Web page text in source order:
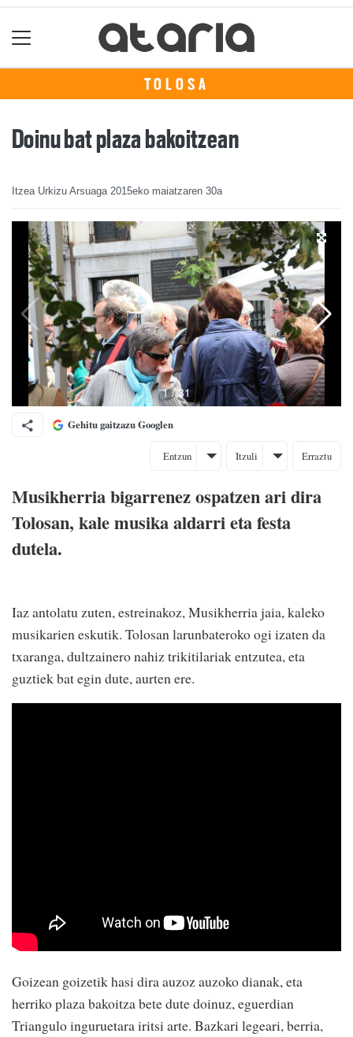
TOLOSA
Doinu bat plaza bakoitzean
Itzea Urkizu Arsuaga 2015eko maiatzaren 30a
Gehitu gaitzazu Googlen
Entzun Itzuli Erraztu
Musikherria bigarrenez ospatzen ari dira
Tolosan, kale musika aldarri eta festa
dutela.
Iaz antolatu zuten, estreinakoz, Musikherria jaia, kaleko
musikarien eskutik. Tolosan larunbateroko ogi izaten da
txaranga, dultzainero nahiz trikitilariak entzutea, eta
guztiek bat egin dute, aurten ere.
Goizean goizetik hasi dira auzoz auzoko dianak, eta
herriko plaza bakoitza bete dute doinuz, eguerdian
Triangulo inguruetara iritsi arte. Bazkari legeari, berria,